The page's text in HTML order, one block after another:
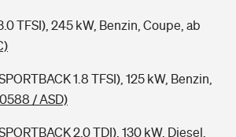
TFSI), 245 kW, Benzin, Coupe, ab
1.8 TFSI), 125 kW, Benzin,
/ ASD)
2.0 TDI), 130 kW, Diesel,